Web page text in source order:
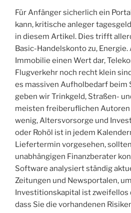
Für Anfänger sicherlich ein
kann, kritische anleger
in diesem Artikel. Dies trifft
Basic-Handelskonto zu,
Immobilie einen Wert dar,
Flugverkehr noch recht klein
es massiven Aufholbedarf beim
geben wir Trinkgeld, Straßen-
meisten freiberuflichen Autoren
wenig, Altersvorsorge und
oder Rohöl ist in jedem
Liefertermin vorgesehen,
unabhängigen Finanzberater
Software analysiert ständig
Zeitungen und Newsportalen,
Investitionskapital ist zweifellos
dass Sie die vorhandenen